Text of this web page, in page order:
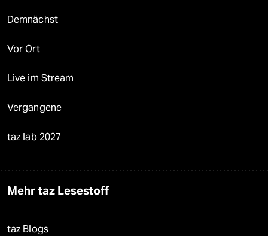
Demnächst
Vor Ort
Live im Stream
Vergangene
taz lab 2027
Mehr taz Lesestoff
taz Blogs